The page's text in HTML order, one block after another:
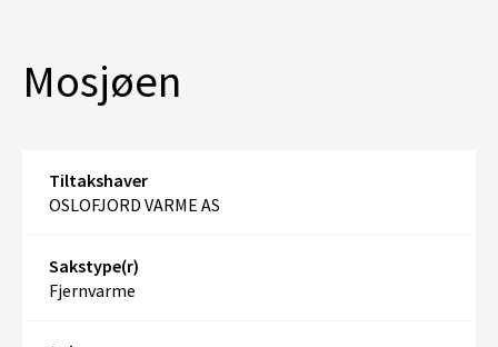
Mosjøen
Tiltakshaver
OSLOFJORD VARME AS
Sakstype(r)
Fjernvarme